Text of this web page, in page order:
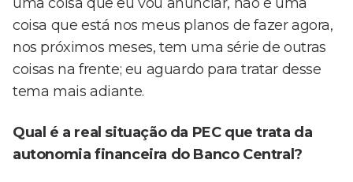
uma coisa que eu vou anunciar, não é uma
coisa que está nos meus planos de fazer agora,
nos próximos meses, tem uma série de outras
coisas na frente; eu aguardo para tratar desse
tema mais adiante.
Qual é a real situação da PEC que trata da
autonomia financeira do Banco Central?